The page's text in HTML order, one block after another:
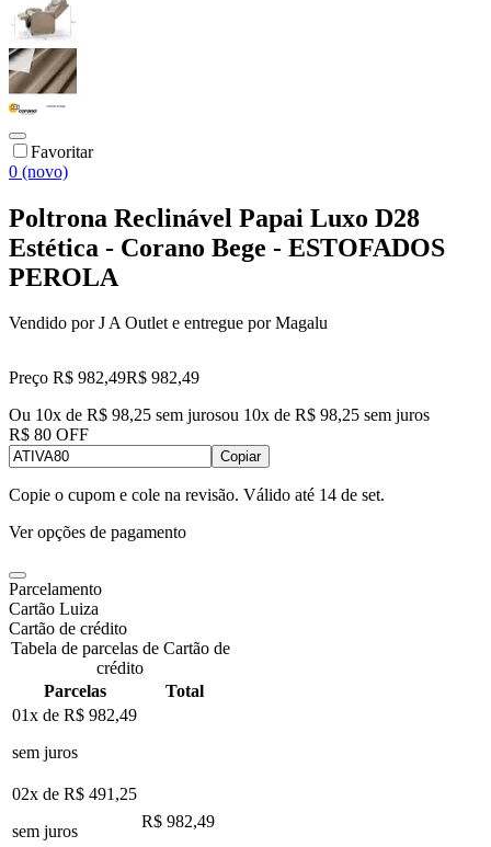
Favoritar
0 (novo)
Poltrona Reclinável Papai Luxo D28
Estética - Corano Bege - ESTOFADOS
PEROLA
Vendido porJ A Outlete entregue por Magalu
Preço R$ 982,49R$ 982,49
Ou 10x de R$ 98,25 sem jurosou 10x de R$ 98,25 sem juros
R$ 80 OFF
Copiar
Copie o cupom e cole na revisão. Válido até 14 de set.
Ver opções de pagamento
Parcelamento
Cartão Luiza
Cartão de crédito
Tabela de parcelas de Cartão de
crédito
Parcelas
Total
01x de R$ 982,49
sem juros
02x de R$ 491,25
sem juros
R$ 982,49